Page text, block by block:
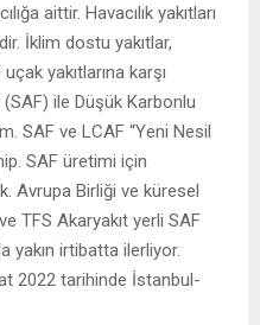
aittir. Havacılık yakıtları
İklim dostu yakıtlar,
yakıtlarına karşı
(SAF) ile Düşük Karbonlu
SAF ve LCAF “Yeni Nesil
SAF üretimi için
Avrupa Birliği ve küresel
TFS Akaryakıt yerli SAF
yakın irtibatta ilerliyor.
2022 tarihinde İstanbul-